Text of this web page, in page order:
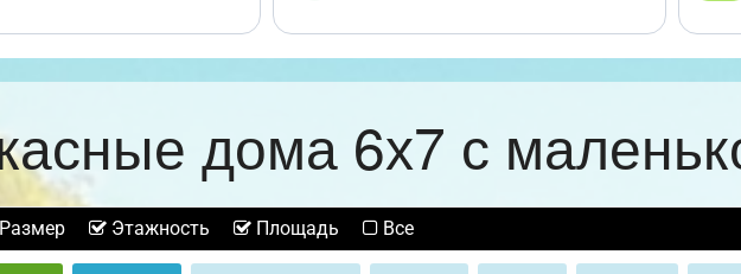
дома 6х7 с
Размер Этажность Площадь Все